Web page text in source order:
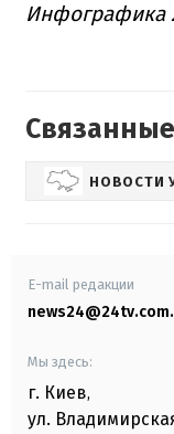
Инфографика
НОВОСТИ
E-mail редакции
Мы здесь:
г. Киев,
ул.